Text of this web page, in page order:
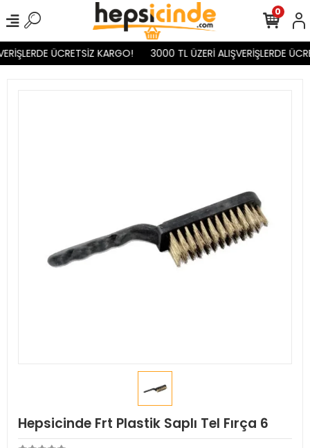
ÜCRETSİZ KARGO! 3000 TL ÜZERİ ALIŞVERİŞLERDE
0
Hepsicinde Frt Plastik Saplı Tel Fırça 6